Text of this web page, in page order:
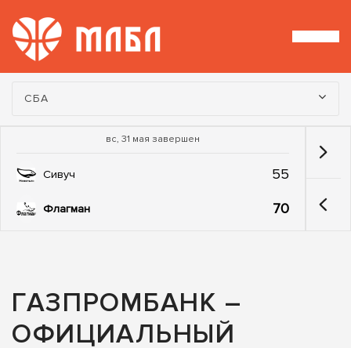
Турнир:
СБА
вс, 31 мая завершен
Сивуч 55
Флагман 70
ГАЗПРОМБАНК –
ОФИЦИАЛЬНЫЙ